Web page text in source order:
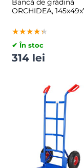
ORCHIDEA,
★★★★★
★★★★★
★★★★★
✔ În stoc
314 lei